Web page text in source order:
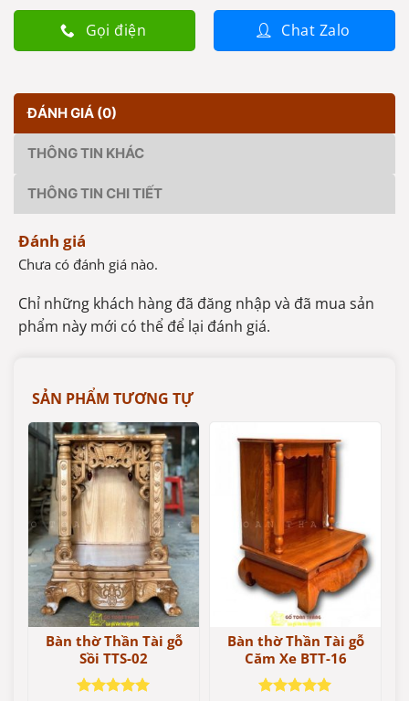
Gọi điện Chat Zalo
ĐÁNH GIÁ (0)
THÔNG TIN KHÁC
THÔNG TIN CHI TIẾT
Đánh giá
Chưa có đánh giá nào.
Chỉ những khách hàng đã đăng nhập và đã mua sản
phẩm này mới có thể để lại đánh giá.
SẢN PHẨM TƯƠNG TỰ
Bàn thờ Thần Tài gỗ
Sồi TTS-02
Bàn thờ Thần Tài gỗ
Căm Xe BTT-16